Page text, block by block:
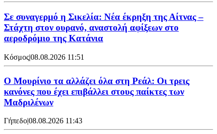
Σε συναγερμό η Σικελία: Νέα έκρηξη της Αίτνας –
Στάχτη στον ουρανό, αναστολή αφίξεων στο
αεροδρόμιο της Κατάνια
Κόσμος|08.08.2026 11:51
Ο Μουρίνιο τα αλλάζει όλα στη Ρεάλ: Οι τρεις
κανόνες που έχει επιβάλλει στους παίκτες των
Μαδριλένων
Γήπεδο|08.08.2026 11:43